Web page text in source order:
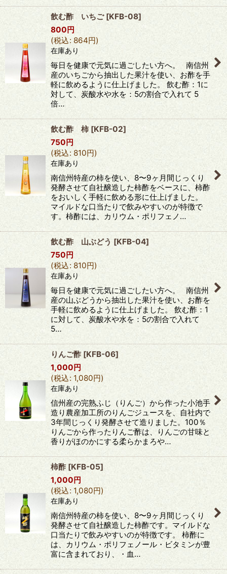
飲む酢 いちご [KFB-08]
800円
(税込: 864円)
在庫あり
毎日を健康で元気に過ごしたい方へ。 南信州
産のいちごから抽出した果汁を使い、お酢を手
軽に飲めるように仕上げました。 飲む酢：1に
対して、炭酸水や水を：5の割合で入れて 5
倍…
飲む酢 柿 [KFB-02]
750円
(税込: 810円)
在庫あり
南信州特産の柿を使い、8〜9ヶ月間じっくり
発酵させて自社醸造した柿酢をベースに、柿酢
をおいしく手軽に飲める形に仕上げました。
マイルドな口当たりで飲みやすいのが特徴で
す。柿酢には、カリウム・ポリフェノ…
飲む酢 山ぶどう [KFB-04]
750円
(税込: 810円)
在庫あり
毎日を健康で元気に過ごしたい方へ。 南信州
産の山ぶどうから抽出した果汁を使い、お酢を
手軽に飲めるように仕上げました。 飲む酢：1
に対して、炭酸水や水を：5の割合で入れて
5…
りんご酢 [KFB-06]
1,000円
(税込: 1,080円)
在庫あり
信州産の完熟ふじ（りんご）から作った小池手
造り農産加工所のりんごジュースを、自社内で
3年間じっくり発酵させて造りました。100％
りんごから作ったりんご酢は、りんごの甘味と
香りがほのかにする柔らかまろや…
柿酢 [KFB-05]
1,000円
(税込: 1,080円)
在庫あり
南信州特産の柿を使い、8〜9ヶ月間じっくり
発酵させて自社醸造した柿酢です。マイルドな
口当たりで飲みやすいのが特徴です。 柿酢に
は、カリウム・ポリフェノール・ビタミンが豊
富に含まれており、・血…